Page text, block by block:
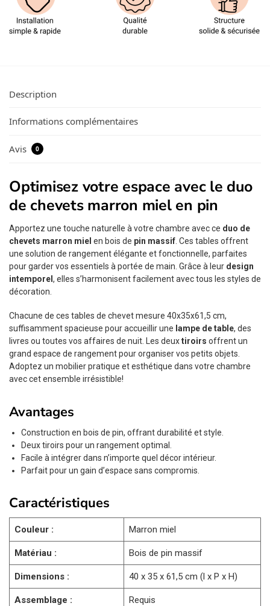
Description
Informations complémentaires
Avis 0
Optimisez votre espace avec le duo
de chevets marron miel en pin
Apportez une touche naturelle à votre chambre avec ce duo de
chevets marron miel en bois de pin massif . Ces tables offrent
une solution de rangement élégante et fonctionnelle, parfaites
pour garder vos essentiels à portée de main. Grâce à leur design
intemporel , elles s’harmonisent facilement avec tous les styles de
décoration.
Chacune de ces tables de chevet mesure 40x35x61,5 cm,
suffisamment spacieuse pour accueillir une lampe de table, des
livres ou toutes vos affaires de nuit. Les deuxtiroirs offrent un
grand espace de rangement pour organiser vos petits objets.
Adoptez un mobilier pratique et esthétique dans votre chambre
avec cet ensemble irrésistible!
Avantages
Construction en bois de pin, offrant durabilité et style.
Deux tiroirs pour un rangement optimal.
Facile à intégrer dans n’importe quel décor intérieur.
Parfait pour un gain d’espace sans compromis.
Caractéristiques
Couleur : Marron miel
Matériau : Bois de pin massif
Dimensions : 40 x 35 x 61,5 cm (l x P x H)
Assemblage : Requis